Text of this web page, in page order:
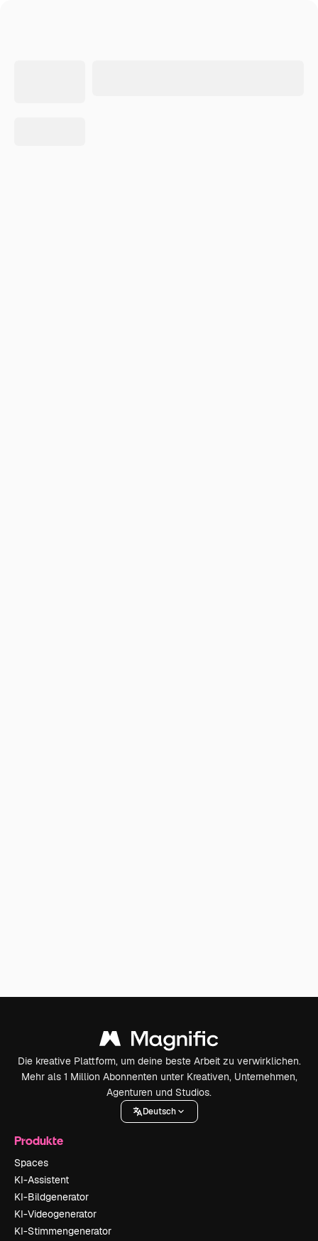
Die kreative Plattform, um deine beste Arbeit zu verwirklichen.
Mehr als 1 Million Abonnenten unter Kreativen, Unternehmen,
Agenturen und Studios.
Deutsch
Produkte
Spaces
KI-Assistent
KI-Bildgenerator
KI-Videogenerator
KI-Stimmengenerator